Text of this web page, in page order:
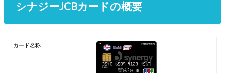
シナジーJCBカードの概要
カード名称